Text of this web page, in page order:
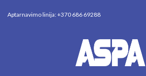
Aptarnavimo linija: +370 686 69288